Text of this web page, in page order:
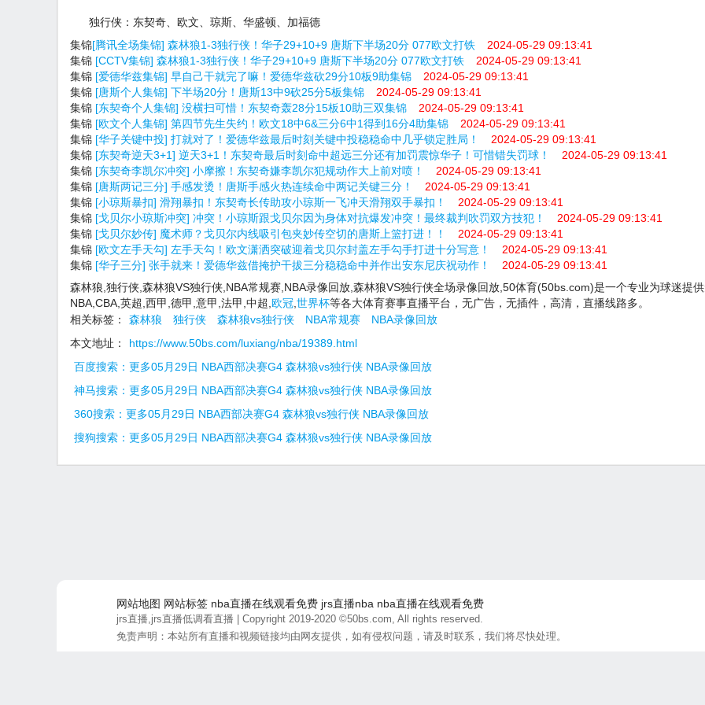
独行侠：东契奇、欧文、琼斯、华盛顿、加福德
集锦[腾讯全场集锦] 森林狼1-3独行侠！华子29+10+9 唐斯下半场20分 077欧文打铁
2024-05-29 09:13:41
集锦 [CCTV集锦] 森林狼1-3独行侠！华子29+10+9 唐斯下半场20分 077欧文打铁
2024-05-29 09:13:41
集锦 [爱德华兹集锦] 早自己干就完了嘛！爱德华兹砍29分10板9助集锦
2024-05-29 09:13:41
集锦 [唐斯个人集锦] 下半场20分！唐斯13中9砍25分5板集锦
2024-05-29 09:13:41
集锦 [东契奇个人集锦] 没横扫可惜！东契奇轰28分15板10助三双集锦
2024-05-29 09:13:41
集锦 [欧文个人集锦] 第四节先生失约！欧文18中6&三分6中1得到16分4助集锦
2024-05-29 09:13:41
集锦 [华子关键中投] 打就对了！爱德华兹最后时刻关键中投稳稳命中几乎锁定胜局！
2024-05-29 09:13:41
集锦 [东契奇逆天3+1] 逆天3+1！东契奇最后时刻命中超远三分还有加罚震惊华子！可惜错失罚球！
2024-05-29 09:13:41
集锦 [东契奇李凯尔冲突] 小摩擦！东契奇嫌李凯尔犯规动作大上前对喷！
2024-05-29 09:13:41
集锦 [唐斯两记三分] 手感发烫！唐斯手感火热连续命中两记关键三分！
2024-05-29 09:13:41
集锦 [小琼斯暴扣] 滑翔暴扣！东契奇长传助攻小琼斯一飞冲天滑翔双手暴扣！
2024-05-29 09:13:41
集锦 [戈贝尔小琼斯冲突] 冲突！小琼斯跟戈贝尔因为身体对抗爆发冲突！最终裁判吹罚双方技犯！
2024-05-29 09:13:41
集锦 [戈贝尔妙传] 魔术师？戈贝尔内线吸引包夹妙传空切的唐斯上篮打进！！
2024-05-29 09:13:41
集锦 [欧文左手天勾] 左手天勾！欧文潇洒突破迎着戈贝尔封盖左手勾手打进十分写意！
2024-05-29 09:13:41
集锦 [华子三分] 张手就来！爱德华兹借掩护干拔三分稳稳命中并作出安东尼庆祝动作！
2024-05-29 09:13:41
森林狼,独行侠,森林狼VS独行侠,NBA常规赛,NBA录像回放,森林狼VS独行侠全场录像回放,50体育(50bs.com)是一个专业为球迷提
NBA,CBA,英超,西甲,德甲,意甲,法甲,中超, 欧冠 世界杯等各大体育赛事直播平台，无广告，无插件，高清，直播线路多。
相关标签：
森林狼 独行侠 森林狼vs独行侠 NBA常规赛
NBA录像回放
本文地址：
https://www.50bs.com/luxiang/nba/19389.html
百度搜索：更多05月29日 NBA西部决赛G4 森林狼vs独行侠 NBA录像回放
神马搜索：更多05月29日 NBA西部决赛G4 森林狼vs独行侠 NBA录像回放
360搜索：更多05月29日 NBA西部决赛G4 森林狼vs独行侠 NBA录像回放
搜狗搜索：更多05月29日 NBA西部决赛G4 森林狼vs独行侠 NBA录像回放
网站地图 网站标签 nba直播在线观看免费 jrs直播nba nba直播在线观看免费
jrs直播,jrs直播低调看直播 | Copyright 2019-2020 ©50bs.com, All rights reserved.
免责声明：本站所有直播和视频链接均由网友提供，如有侵权问题，请及时联系，我们将尽快处理。